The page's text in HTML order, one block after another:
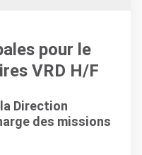
pour le
VRD H/F
Direction
des missions